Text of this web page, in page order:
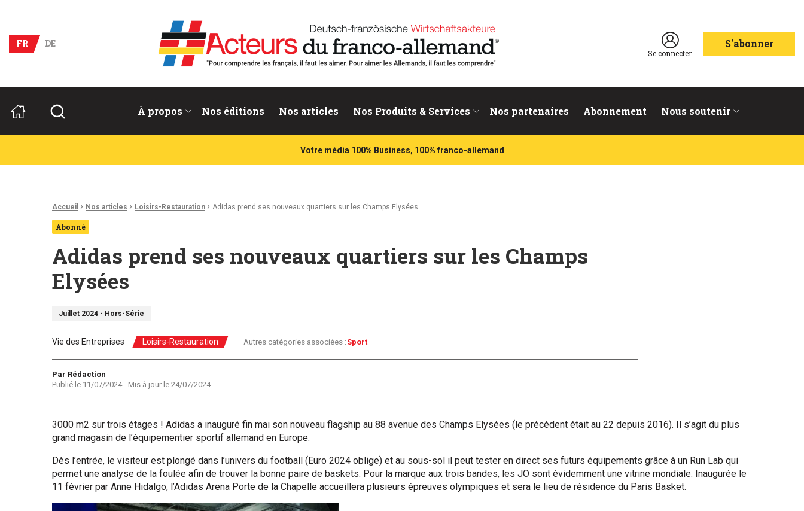
Acteurs du franco-allemand
FR
DE
Se connecter
S'abonner
À propos Nos éditions Nos articles Nos Produits & Services Nos partenaires Abonnement Nous soutenir
Rechercher
Votre média 100% Business, 100% franco-allemand
Fil d'Ariane :
Accueil › Nos articles › Loisirs-Restauration › Adidas prend ses nouveaux quartiers sur les Champs Elysées
Abonné
Adidas prend ses nouveaux quartiers sur les Champs
Elysées
Juillet 2024 - Hors-Série
Vie des Entreprises Loisirs-Restauration Autres catégories associées : Sport
Auteur
Par Rédaction
Publié le 11/07/2024- Mis à jour le 24/07/2024
3000 m2 sur trois étages ! Adidas a inauguré fin mai son nouveau flagship au 88 avenue des Champs Elysées (le précédent était au 22 depuis 2016). Il s’agit du plus
grand magasin de l’équipementier sportif allemand en Europe.
Dès l’entrée, le visiteur est plongé dans l’univers du football (Euro 2024 oblige) et au sous-sol il peut tester en direct ses futurs équipements grâce à un Run Lab qui
permet une analyse de la foulée afin de trouver la bonne paire de baskets. Pour la marque aux trois bandes, les JO sont évidemment une vitrine mondiale. Inaugurée le
11 février par Anne Hidalgo, l’Adidas Arena Porte de la Chapelle accueillera plusieurs épreuves olympiques et sera le lieu de résidence du Paris Basket.